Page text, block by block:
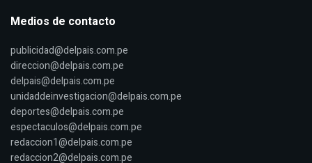
Medios de contacto
publicidad@delpais.com.pe
direccion@delpais.com.pe
delpais@delpais.com.pe
unidaddeinvestigacion@delpais.com.pe
deportes@delpais.com.pe
espectaculos@delpais.com.pe
redaccion1@delpais.com.pe
redaccion2@delpais.com.pe